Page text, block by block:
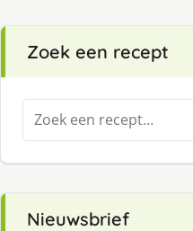
Zoek een recept
Zoeken
naar:
Nieuwsbrief